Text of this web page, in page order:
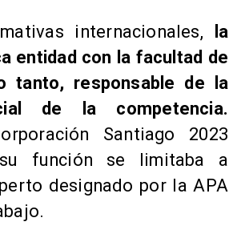
internacionales, la
entidad con la facultad de
tanto, responsable de la
de la competencia.
Santiago 2023
función se limitaba a
designado por la APA